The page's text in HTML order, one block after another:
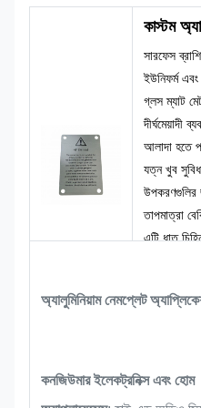
কাস্টম
সারফেস
ইউনিফর্ম
গ্লস ম্যাট
দীর্ঘমেয়াদী
আলাদা হতে
যত্ন খুব
উপকরণগুলির
তাপমাত্রা
এটি ধাতু
অ্যালুমিনিয়াম নেমপ্লেট
কনজিউমার ইলেকট্রনিক্স এবং হোম